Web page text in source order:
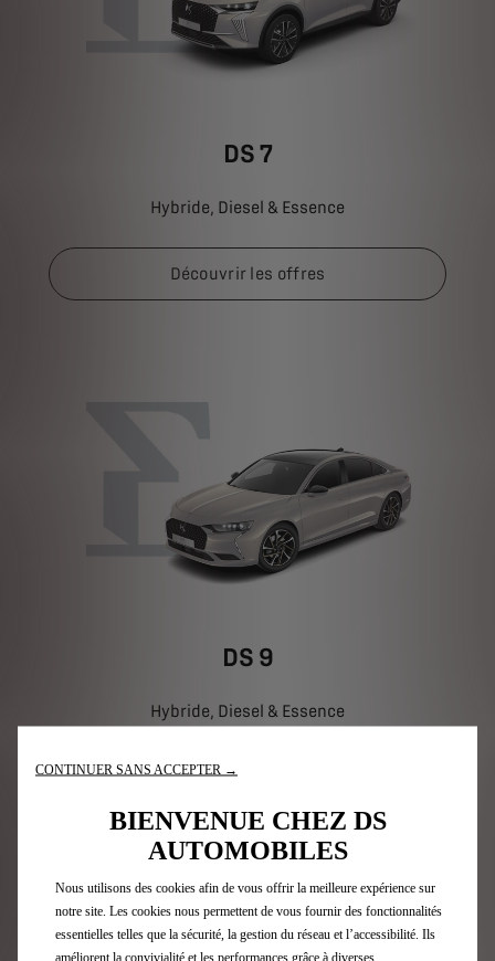
DS 7
Hybride, Diesel & Essence
Découvrir les offres
DS 9
Hybride, Diesel & Essence
Découvrir les offres
POUR ALLER PLUS LOIN
CONTINUER SANS ACCEPTER →
BIENVENUE CHEZ DS
AUTOMOBILES
Nous utilisons des cookies afin de vous offrir la meilleure expérience sur
notre site. Les cookies nous permettent de vous fournir des fonctionnalités
essentielles telles que la sécurité, la gestion du réseau et l’accessibilité. Ils
améliorent la convivialité et les performances grâce à diverses